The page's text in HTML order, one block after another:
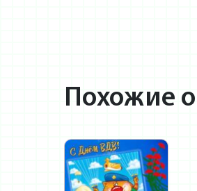
Похожие